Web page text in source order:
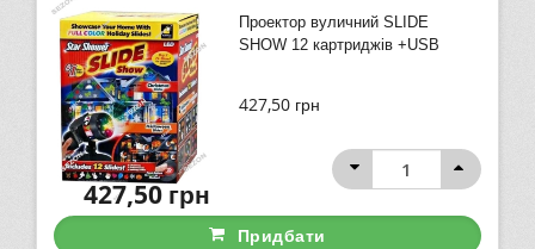
Проектор вуличний SLIDE
SHOW 12 картриджів +USB
427,50 грн
427,50грн
Придбати